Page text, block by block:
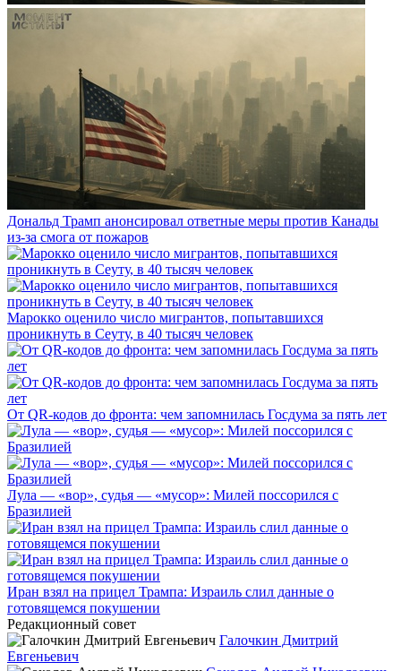
Дональд Трамп анонсировал ответные меры против Канады
из-за смога от пожаров
Марокко оценило число мигрантов, попытавшихся
проникнуть в Сеуту, в 40 тысяч человек
От QR-кодов до фронта: чем запомнилась Госдума за пять лет
Лула — «вор», судья — «мусор»: Милей поссорился с
Бразилией
Иран взял на прицел Трампа: Израиль слил данные о
готовящемся покушении
Редакционный совет
Галочкин Дмитрий
Евгеньевич